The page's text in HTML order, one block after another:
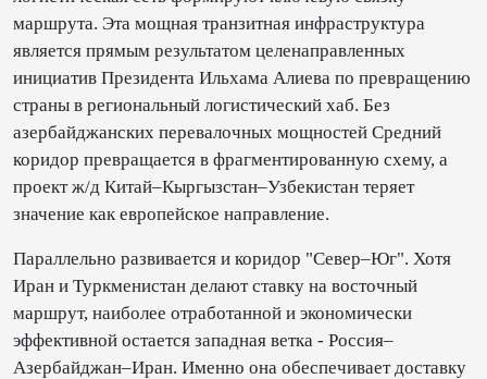
маршрута. Эта мощная транзитная инфраструктура
является прямым результатом целенаправленных
инициатив Президента Ильхама Алиева по превращению
страны в региональный логистический хаб. Без
азербайджанских перевалочных мощностей Средний
коридор превращается в фрагментированную схему, а
проект ж/д Китай–Кыргызстан–Узбекистан теряет
значение как европейское направление.
Параллельно развивается и коридор "Север–Юг". Хотя
Иран и Туркменистан делают ставку на восточный
маршрут, наиболее отработанной и экономически
эффективной остается западная ветка - Россия–
Азербайджан–Иран. Именно она обеспечивает доставку